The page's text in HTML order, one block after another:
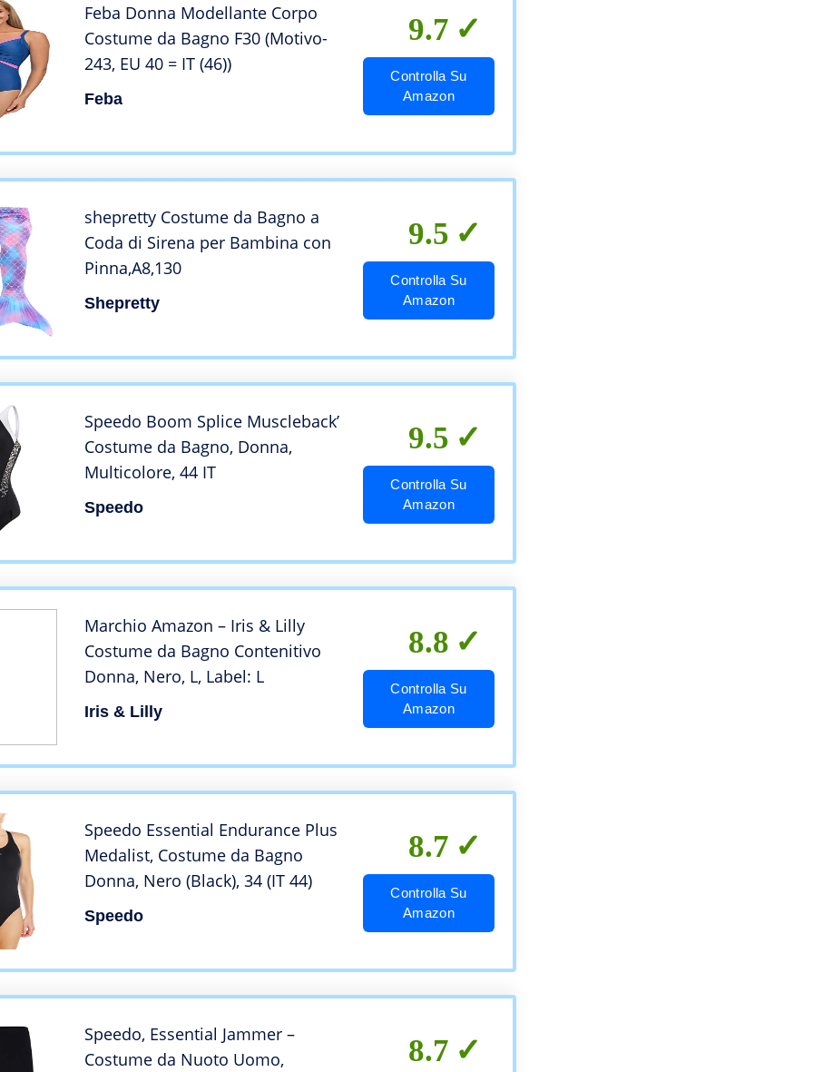
Feba Donna Modellante Corpo
Costume da Bagno F30 (Motivo-
243, EU 40 = IT (46))
Feba
9.7
Controlla Su
Amazon
shepretty Costume da Bagno a
Coda di Sirena per Bambina con
Pinna,A8,130
Shepretty
9.5
Controlla Su
Amazon
Speedo Boom Splice Muscleback’
Costume da Bagno, Donna,
Multicolore, 44 IT
Speedo
9.5
Controlla Su
Amazon
Marchio Amazon – Iris & Lilly
Costume da Bagno Contenitivo
Donna, Nero, L, Label: L
Iris & Lilly
8.8
Controlla Su
Amazon
Speedo Essential Endurance Plus
Medalist, Costume da Bagno
Donna, Nero (Black), 34 (IT 44)
Speedo
8.7
Controlla Su
Amazon
Speedo, Essential Jammer –
Costume da Nuoto Uomo,
8.7